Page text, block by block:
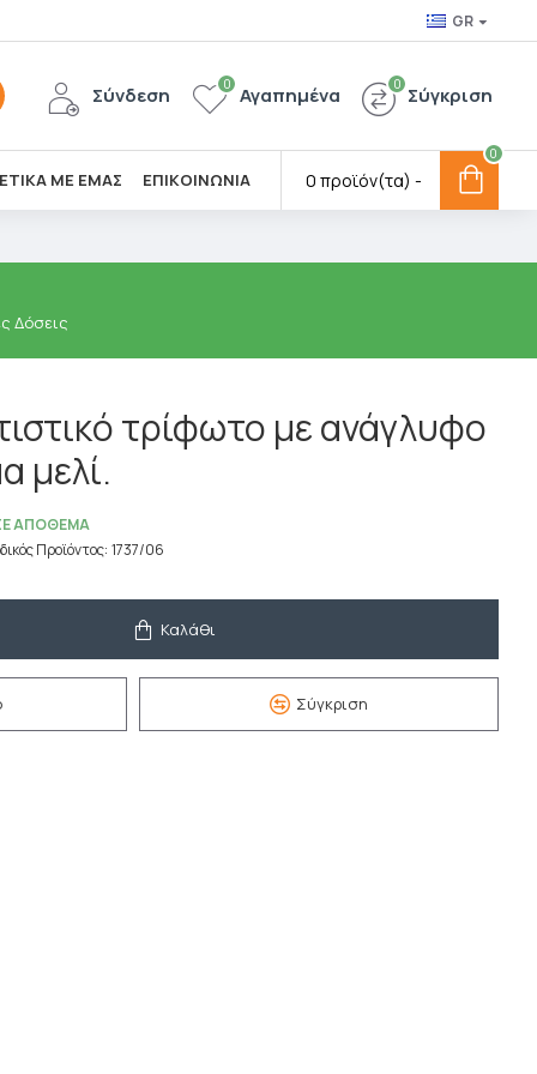
GR
Σύνδεση Αγαπημένα
0 Σύγκριση
0
ΜΕ ΕΜΑΣ ΕΠΙΚΟΙΝΩΝΙΑ 0 προϊόν(τα) -
0
Δόσεις
τρίφωτο με ανάγλυφο
μελί.
ΑΠΌΘΕΜΑ
Προϊόντος: 1737/06
Καλάθι
Σύγκριση